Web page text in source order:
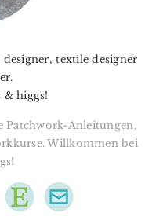
textile designer
& higgs!
Patchwork-Anleitungen,
Willkommen bei